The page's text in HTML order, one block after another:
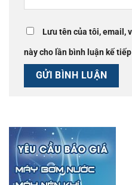
Lưu tên của tôi, email,
này cho lần bình luận kế